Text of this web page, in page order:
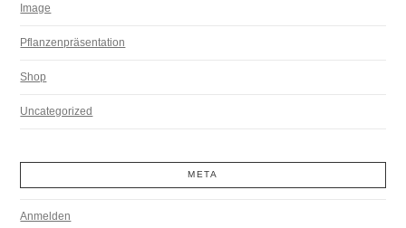
Image
Pflanzenpräsentation
Shop
Uncategorized
META
Anmelden